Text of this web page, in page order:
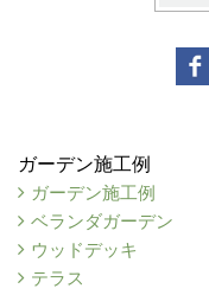
ガーデン施工例
ガーデン施工例
ベランダガーデン
ウッドデッキ
テラス